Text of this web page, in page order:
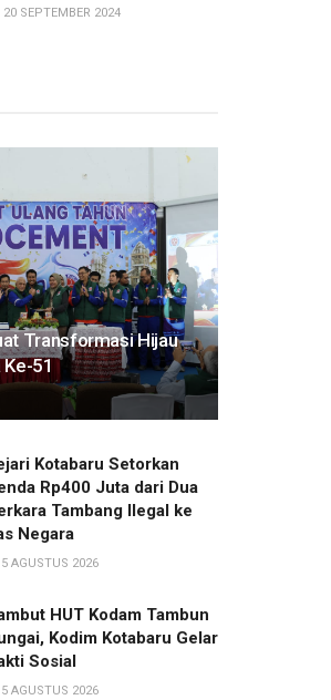
20 SEPTEMBER 2024
Transformasi Hijau
51
Kotabaru Setorkan
Rp400 Juta dari Dua
Tambang Ilegal ke
Negara
5 AGUSTUS 2026
HUT Kodam Tambun
Kodim Kotabaru Gelar
Sosial
5 AGUSTUS 2026